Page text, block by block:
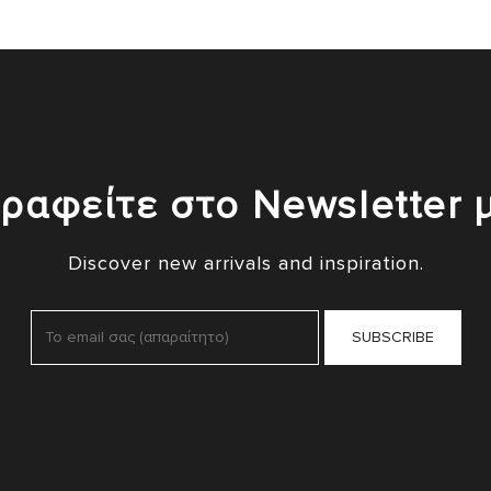
στο Newsletter
Discover new arrivals and inspiration.